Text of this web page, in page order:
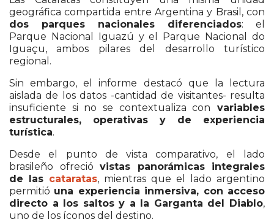
geográfica compartida entre Argentina y Brasil , con
dos parques nacionales diferenciados: el
Parque Nacional Iguazú y el Parque Nacional do
Iguaçu, ambos pilares del desarrollo turístico
regional.
Sin embargo, el informe destacó que la lectura
aislada de los datos -cantidad de visitantes- resulta
insuficiente si no se contextualiza con variables
estructurales, operativas y de experiencia
turística.
Desde el punto de vista comparativo, el lado
brasileño ofreció vistas panorámicas integrales
de las cataratas, mientras que el lado argentino
permitió una experiencia inmersiva, con acceso
directo a los saltos y a la Garganta del Diablo,
uno de los íconos del destino.